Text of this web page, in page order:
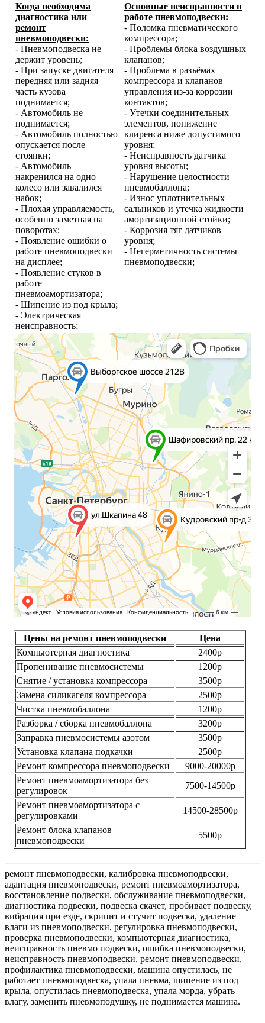
Когда необходима
диагностика или
ремонт
пневмоподвески:
- Пневмоподвеска не
держит уровень;
- При запуске двигателя
передняя или задняя
часть кузова
поднимается;
- Автомобиль не
поднимается;
- Автомобиль полностью
опускается после
стоянки;
- Автомобиль
накренился на одно
колесо или завалился
набок;
- Плохая управляемость,
особенно заметная на
поворотах;
- Появление ошибки о
работе пневмоподвески
на дисплее;
- Появление стуков в
работе
пневмоамортизатора;
- Шипение из под крыла;
- Электрическая
неисправность;
Основные неисправности в
работе пневмоподвески:
- Поломка пневматического
компрессора;
- Проблемы блока воздушных
клапанов;
- Проблема в разъёмах
компрессора и клапанов
управления из-за коррозии
контактов;
- Утечки соединительных
элементов, понижение
клиренса ниже допустимого
уровня;
- Неисправность датчика
уровня высоты;
- Нарушение целостности
пневмобаллона;
- Износ уплотнительных
сальников и утечка жидкости
амортизационной стойки;
- Коррозия тяг датчиков
уровня;
- Негерметичность системы
пневмоподвески;
Цены на ремонт пневмоподвески
Цена
Компьютерная диагностика
2400р
Пропенивание пневмосистемы
1200р
Снятие / установка компрессора
3500р
Замена силикагеля компрессора
2500р
Чистка пневмобаллона
1200р
Разборка / сборка пневмобаллона
3200р
Заправка пневмосистемы азотом
3500р
Установка клапана подкачки
2500р
Ремонт компрессора пневмоподвески
9000-20000р
Ремонт пневмоамортизатора без
регулировок
7500-14500р
Ремонт пневмоамортизатора с
регулировками
14500-28500р
Ремонт блока клапанов
пневмоподвески
5500р
ремонт пневмоподвески, калибровка пневмоподвески,
адаптация пневмоподвески, ремонт пневмоамортизатора,
восстановление подвески, обслуживание пневмоподвески,
диагностика подвески, подвеска скачет, пробивает подвеску,
вибрация при езде, скрипит и стучит подвеска, удаление
влаги из пневмоподвески, регулировка пневмоподвески,
проверка пневмоподвески, компьютерная диагностика,
неисправность пневмо подвески, ошибка пневмоподвески,
неисправность пневмоподвески, ремонт пневмоподвески,
профилактика пневмоподвески, машина опустилась, не
работает пневмоподвеска, упала пневма, шипение из под
крыла, опустилась пневмоподвеска, упала морда, убрать
влагу, заменить пневмоподушку, не поднимается машина.